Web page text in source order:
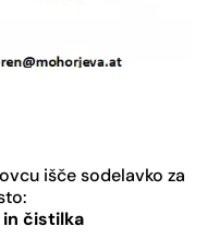
išče sodelavko za
in čistilka